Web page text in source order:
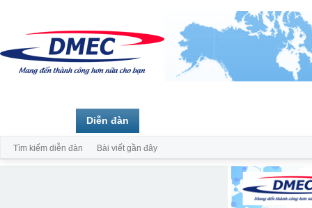
Diễn đàn
Tìm kiếm diễn đàn Bài viết gần đây